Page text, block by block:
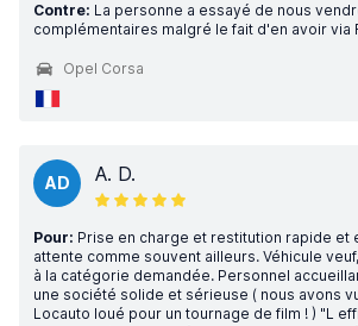
Contre: La personne a essayé de nous
complémentaires malgré le fait d'en avoir via
Opel Corsa
AD A. D.
Pour: Prise en charge et restitution rapide et
attente comme souvent ailleurs. Véhicule
à la catégorie demandée. Personnel
une société solide et sérieuse ( nous avons
Locauto loué pour un tournage de film ! ) "L